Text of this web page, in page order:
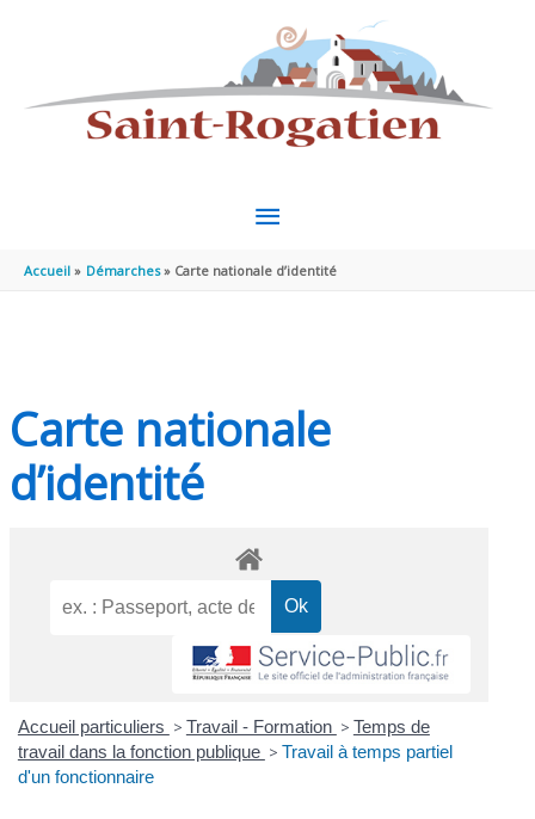
MENU
PRINCIPAL
Accueil Démarches Carte nationale d’identité
Carte nationale
d’identité
Accueil particuliers > Travail - Formation > Temps de
travail dans la fonction publique > Travail à temps partiel
d'un fonctionnaire